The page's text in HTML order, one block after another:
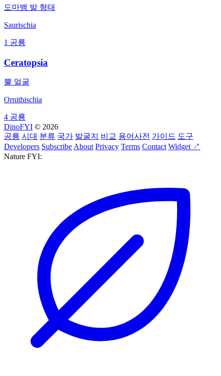
도마뱀 발 형태
Saurischia
1 공룡
Ceratopsia
뿔 얼굴
Ornithischia
4 공룡
DinoFYI © 2026
공룡 시대 분류 국가 발굴지 비교 용어사전 가이드 도구
Developers SubscribeAbout Privacy Terms Contact Widget ↗
Nature FYI: